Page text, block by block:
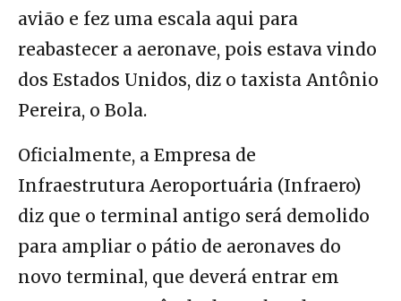
avião e fez uma escala aqui para
reabastecer a aeronave, pois estava vindo
dos Estados Unidos, diz o taxista Antônio
Pereira, o Bola.
Oficialmente, a Empresa de
Infraestrutura Aeroportuária (Infraero)
diz que o terminal antigo será demolido
para ampliar o pátio de aeronaves do
novo terminal, que deverá entrar em